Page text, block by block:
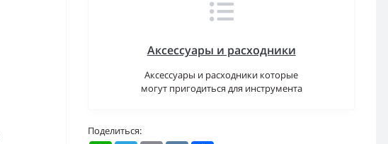
Аксессуары и расходники
Аксессуары и расходники которые
могут пригодиться для инструмента
Поделиться: